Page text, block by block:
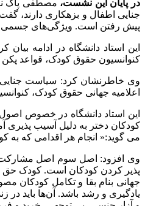
در پایان این نشست، مصطفی پاک‌
جنایی اطفال و بزهکاری دارند،
پیش رفتن است. ویژگی‌های جسمی و
این استاد دانشگاه در ادامه
کنوانسیون حقوق کودک، قواعد پکن
وی خاطرنشان کرد: سیاست جنایی
اعلامیه جهانی حقوق کودک،
این استاد دانشگاه در خصوص
کودکان دختر به دلیل آسیب
می گوید:« انجام هر اقدامی که
وی افزود: اصل سوم اصل مشارکت
پذیر کردن کودکان است. کودک حق
یادگیری و رشد باشد. آن‌ها باید